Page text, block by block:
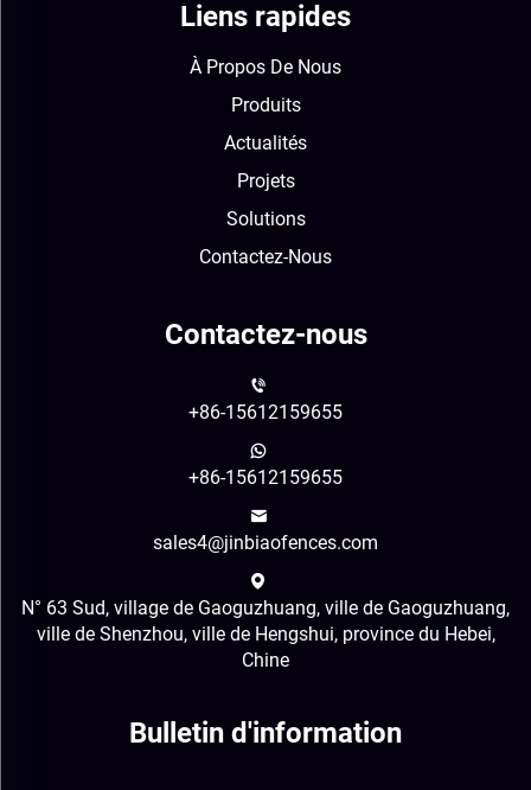
Liens rapides
À Propos De Nous
Produits
Actualités
Projets
Solutions
Contactez-Nous
Contactez-nous
+86-15612159655
+86-15612159655
sales4@jinbiaofences.com
N° 63 Sud, village de Gaoguzhuang, ville de Gaoguzhuang,
ville de Shenzhou, ville de Hengshui, province du Hebei,
Chine
Bulletin d'information